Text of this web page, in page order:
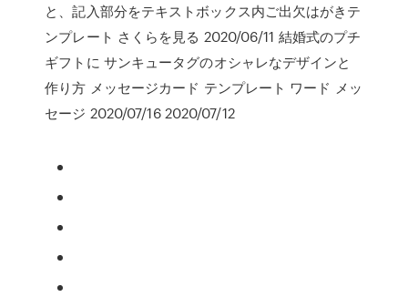
と、記入部分をテキストボックス内ご出欠はがきテ
ンプレート さくらを見る 2020/06/11 結婚式のプチ
ギフトに サンキュータグのオシャレなデザインと
作り方 メッセージカード テンプレート ワード メッ
セージ 2020/07/16 2020/07/12